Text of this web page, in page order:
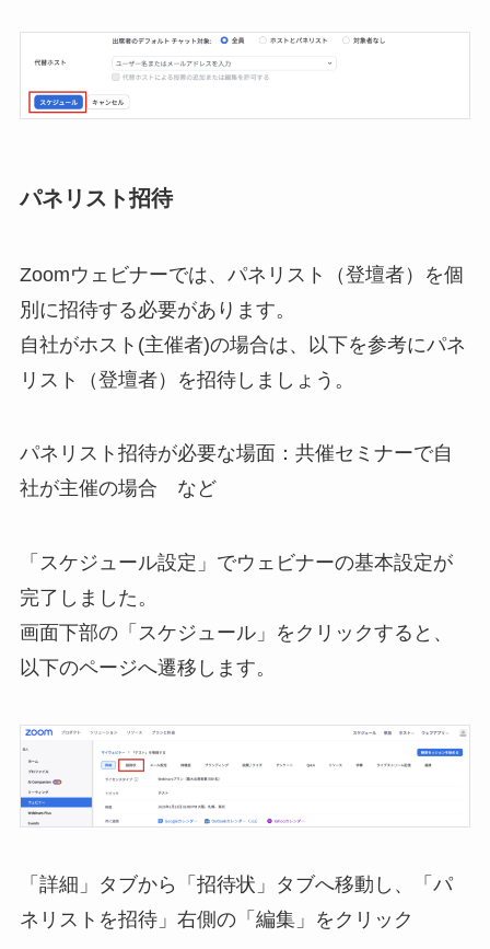
パネリスト招待
Zoomウェビナーでは、パネリスト（登壇者）を個
別に招待する必要があります。
自社がホスト(主催者)の場合は、以下を参考にパネ
リスト（登壇者）を招待しましょう。
パネリスト招待が必要な場面：共催セミナーで自
社が主催の場合 など
「スケジュール設定」でウェビナーの基本設定が
完了しました。
画面下部の「スケジュール」をクリックすると、
以下のページへ遷移します。
「詳細」タブから「招待状」タブへ移動し、「パ
ネリストを招待」右側の「編集」をクリック